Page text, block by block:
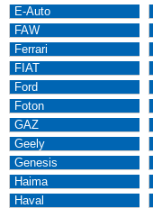
E-Auto
FAW
Ferrari
FIAT
Ford
Foton
GAZ
Geely
Genesis
Haima
Haval